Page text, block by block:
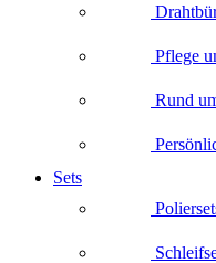
Pflege
Rund
Sets